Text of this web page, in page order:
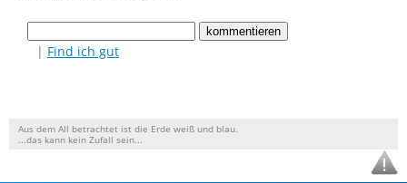
| Find ich gut
Aus dem All betrachtet ist die Erde weiß und blau.
...das kann kein Zufall sein...